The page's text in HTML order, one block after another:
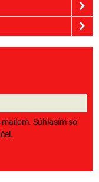
Súhlasím so